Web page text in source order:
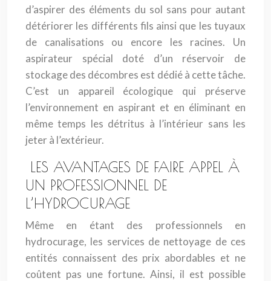
d’aspirer des éléments du sol sans pour autant
détériorer les différents fils ainsi que les tuyaux
de canalisations ou encore les racines. Un
aspirateur spécial doté d’un réservoir de
stockage des décombres est dédié à cette tâche.
C’est un appareil écologique qui préserve
l’environnement en aspirant et en éliminant en
même temps les détritus à l’intérieur sans les
jeter à l’extérieur.
LES AVANTAGES DE FAIRE APPEL À
UN PROFESSIONNEL DE
L’HYDROCURAGE
Même en étant des professionnels en
hydrocurage, les services de nettoyage de ces
entités connaissent des prix abordables et ne
coûtent pas une fortune. Ainsi, il est possible